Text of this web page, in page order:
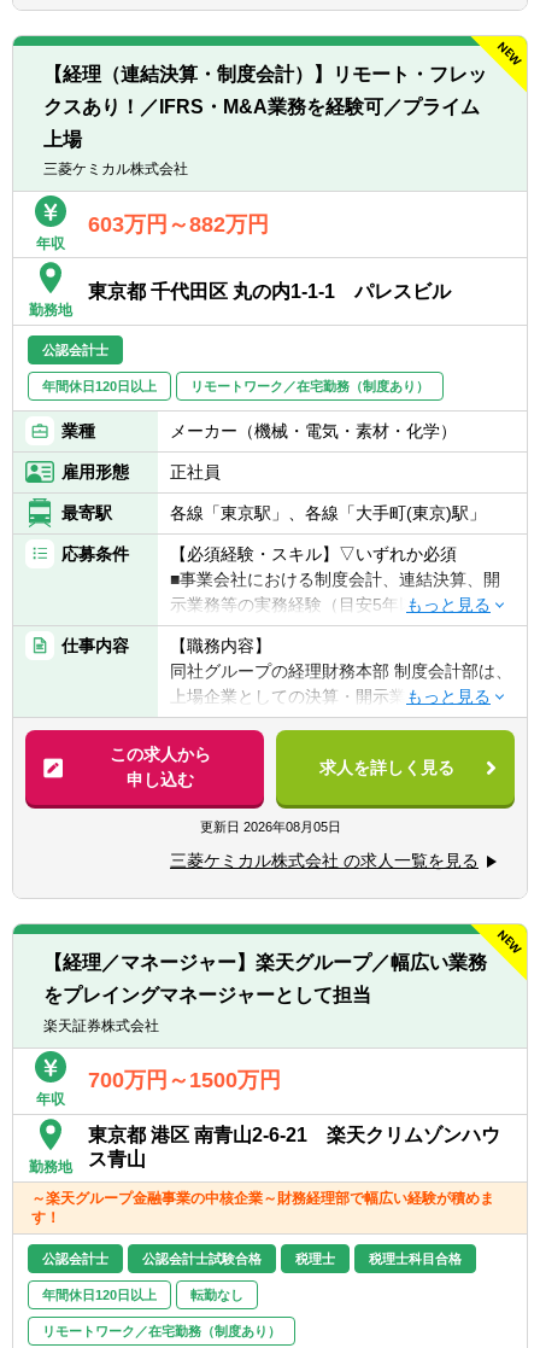
【求める人物像】
■自発的に業務を推進し、組織の目標に対し
て高い意識を持つ方
■業務効率の向上に関して、高い意識で仕事
■チーム全体を牽引し、変化に柔軟に対応で
きる方
■改善提案を行い、組織の成長に貢献できる
い方
管理を通じた組織体制の強化
■新規金融商品の組成支援を含む経理全般に
関する管理業務の推進
【仕事の魅力】
場）で、専門性を高めることができる環境で
す。
■リースファンド会計を担当する経理2部で中
核的な役割を担い、若手社員の育成を通じて
組織の成長に直接貢献できます。
■ＳＰＣ会計や信託会計など幅広い金融商品
【配属部署】
■経理２部 9名（男性：4名、女性：5名）
【経理（連結決算・制度会計）】リモート・フレッ
クスあり！／IFRS・M&A業務を経験可／プライム
上場
三菱ケミカル株式会社
年収
603万円～882万円
勤務地
東京都 千代田区 丸の内1-1-1 パレスビル
公認会計士
年間休日120日以上 リモートワーク／在宅勤務（制度あり）
業種 メーカー（機械・電気・素材・化学）
雇用形態 正社員
最寄駅 各線「東京駅」、各線「大手町(東京)駅」
応募条件
【必須経験・スキル】▽いずれか必須
■事業会社における制度会計、連結決算、開
示業務等の実務経験（目安5年以上）
■監査法人における会計監査業務の経験（目
安5年以上）
■語学力：社内外の関係者と、メールや会話
等を通じて英語でコミュニケーションがとれ
ること
【歓迎経験・スキル】
■公認会計士
■IFRS適用企業における制度会計業務経験
■上場企業における連結決算・開示業務経験
■新会計基準導入プロジェクトへの参画経験
■M&A、事業再編、組織再編等に伴う会計論
点の検討経験
■監査法人との協議・折衝経験
仕事内容
【職務内容】
同社グループの経理財務本部 制度会計部は、
上場企業としての決算・開示業務を担うとと
もに、グループ全体の事業活動を適切に「数
字」という形で社会へ発信する役割を担って
います。
【具体的には】
三菱ケミカルグループ・三菱ケミカルの制度
会計関連業務を担当いただきます。
また、単なる決算・開示業務に留まらず、新
たな会計基準への対応や会計方針の検討、事
業部門や経営層との協働を通じて、グループ
全体に影響を与える制度会計上の課題解決に
も携わっていただきます。
ージも踏まえ、制度会計に限定せず、経営管
理・事業管理・財務などの領域も含めた経
す。
■会社法決算
■金融商品取引法に基づくディスクロージャ
■M&A・組織再編等のプロジェクト業務にお
ける会計論点の検討 等
【テレワークの利用頻度】
この求人から
申し込む
求人を詳しく見る
更新日 2026年08月05日
三菱ケミカル株式会社 の求人一覧を見る
【経理／マネージャー】楽天グループ／幅広い業務
をプレイングマネージャーとして担当
楽天証券株式会社
年収
700万円～1500万円
勤務地
東京都 港区 南青山2-6-21 楽天クリムゾンハウ
ス青山
～楽天グループ金融事業の中核企業～財務経理部で幅広い経験が積めま
す！
公認会計士 公認会計士試験合格 税理士 税理士科目合格
年間休日120日以上 転勤なし
リモートワーク／在宅勤務（制度あり）